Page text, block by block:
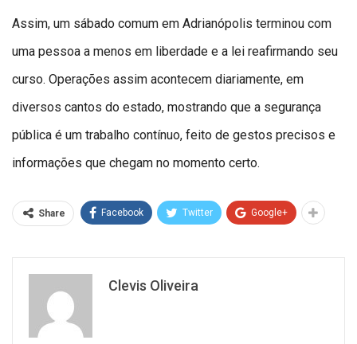
Assim, um sábado comum em Adrianópolis terminou com
uma pessoa a menos em liberdade e a lei reafirmando seu
curso. Operações assim acontecem diariamente, em
diversos cantos do estado, mostrando que a segurança
pública é um trabalho contínuo, feito de gestos precisos e
informações que chegam no momento certo.
Share Facebook Twitter Google+
Clevis Oliveira